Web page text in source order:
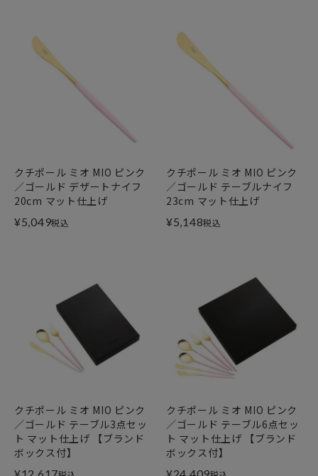
クチポール ミオ MIO ピンク
／ゴールド デザートナイフ
20cm マット仕上げ
¥5,049税込
クチポール ミオ MIO ピンク
／ゴールド テーブルナイフ
23cm マット仕上げ
¥5,148税込
クチポール ミオ MIO ピンク
／ゴールド テーブル3点セッ
ト マット仕上げ 【ブランド
ボックス付】
クチポール ミオ MIO ピンク
／ゴールド テーブル6点セッ
ト マット仕上げ 【ブランド
ボックス付】